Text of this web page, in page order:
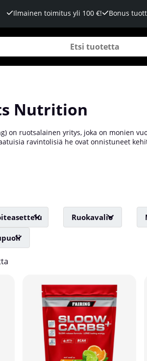
Ilmainen toimitus yli 100 €! Bonus
Nutrition
on ruotsalainen yritys, joka on monien
ravintolisiä he ovat onnistuneet
Ruokavalio